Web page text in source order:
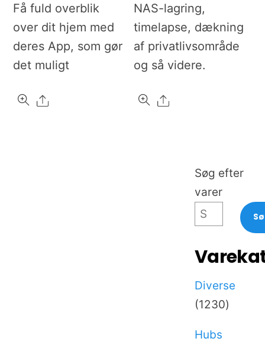
Få fuld overblik
over dit hjem med
deres App, som gør
det muligt
Share
NAS-lagring,
timelapse, dækning
af privatlivsområde
og så videre.
Share
Søg efter
varer
Diverse
12301230
Hubs